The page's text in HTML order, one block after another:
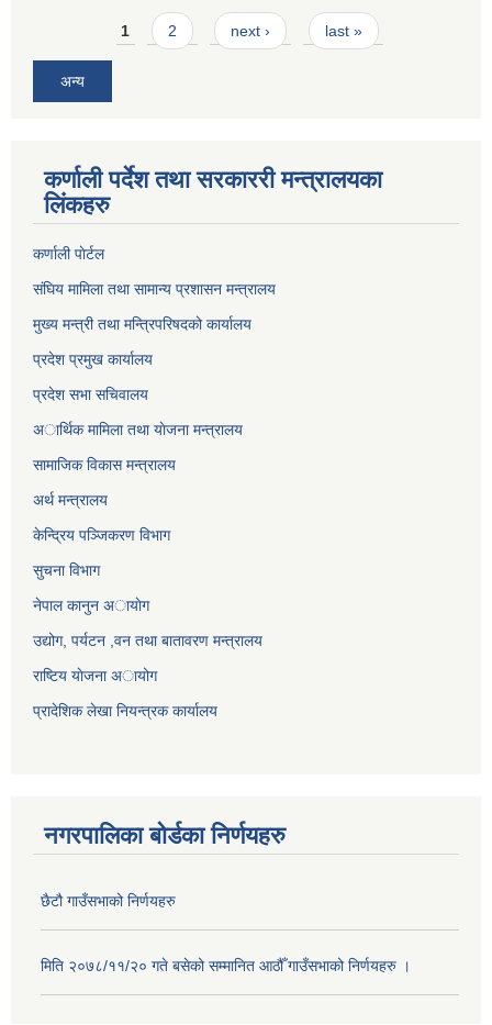
Pages1 2 next › last »
अन्य
कर्णाली पर्देश तथा सरकाररी मन्त्रालयका
लिंकहरु
कर्णाली पाेर्टल
संघिय मामिला तथा सामान्य प्रशासन मन्त्रालय
मुख्य मन्त्री तथा मन्त्रिपरिषदको कार्यालय
प्रदेश प्रमुख कार्यालय
प्रदेश सभा सचिवालय
अार्थिक मामिला तथा याेजना मन्त्रालय
सामाजिक विकास मन्त्रालय
अर्थ मन्त्रालय
केन्द्रिय पञ्जिकरण विभाग
सुचना विभाग
नेपाल कानुन अायाेग
उद्योग, पर्यटन ,वन तथा बातावरण मन्त्रालय
राष्टिय याेजना अायोग
प्रादेशिक लेखा नियन्त्रक कार्यालय
नगरपालिका बोर्डका निर्णयहरु
छैटौ गाउँसभाको निर्णयहरु
मिति २०७८/११/२० गते बसेको सम्मानित आठौँ गाउँसभाको निर्णयहरु ।